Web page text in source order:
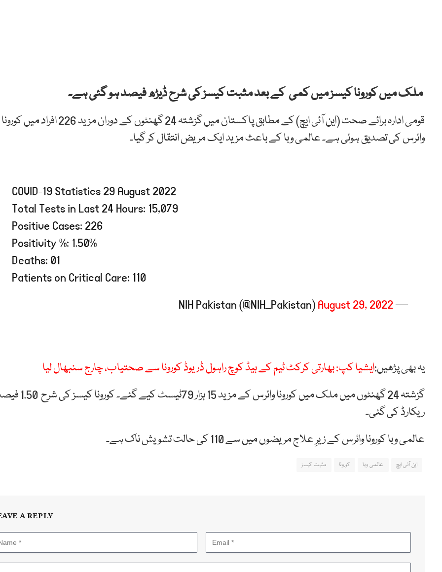
ملک میں کورونا کیسز میں کمی کے بعد مثبت کیسز کی شرح ڈیڑھ فیصد ہو گئی ہے۔
قومی ادارہ برائے صحت (این آئی ایچ) کے مطابق پاکستان میں گزشتہ 24 گھنٹوں کے دوران مزید 226 افراد میں کورونا
وائرس کی تصدیق ہوئی ہے۔ عالمی وبا کے باعث مزید ایک مریض انتقال کر گیا۔
COVID-19 Statistics 29 August 2022
Total Tests in Last 24 Hours: 15,079
Positive Cases: 226
Positivity %: 1.50%
Deaths: 01
Patients on Critical Care: 110
— NIH Pakistan (@NIH_Pakistan)
August 29, 2022
یہ بھی پڑھیں:ایشیا کپ: بھارتی کرکٹ ٹیم کے ہیڈ کوچ راہول ڈریوڈ کورونا سے صحتیاب، چارج سنبھال لیا
گزشتہ 24 گھنٹوں میں ملک میں کورونا وائرس کے مزید 15 ہزار 79ٹیسٹ کیے
ریکارڈ کی گئی۔
عالمی وبا کورونا وائرس کے زیرِ علاج مریضوں میں سے 110 کی حالت تشویش ناک ہے۔
این آئی ایچ عالمی وبا کورونا مثبت کیسز
A REPLY